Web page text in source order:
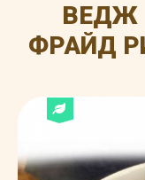
ВЕДЖ
ФРАЙД